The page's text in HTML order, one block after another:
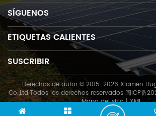
SÍGUENOS
ETIQUETAS CALIENTES
SUSCRIBIR
Derechos de autor © 2015-2026 Xiamen
Co.,Ltd.Todos los derechos reservados 闽ICP备
Mapa del sitio|XML